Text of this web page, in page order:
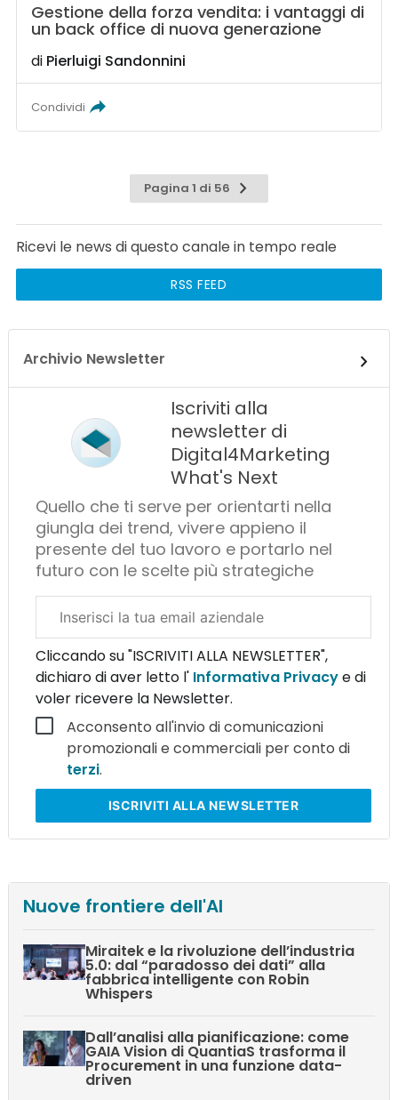
Gestione della forza vendita: i vantaggi di
un back office di nuova generazione
di Pierluigi Sandonnini
Condividi
Pagina 1 di 56
Ricevi le news di questo canale in tempo reale
RSS FEED
Archivio Newsletter
Iscriviti alla
newsletter di
Digital4Marketing
What's Next
Quello che ti serve per orientarti nella
giungla dei trend, vivere appieno il
presente del tuo lavoro e portarlo nel
futuro con le scelte più strategiche
aziendale
Cliccando su "ISCRIVITI ALLA NEWSLETTER",
dichiaro di aver letto l' Informativa Privacye di
voler ricevere la Newsletter.
Acconsento all'invio di comunicazioni
promozionali e commerciali per conto di
terzi.
ISCRIVITI ALLA NEWSLETTER
Nuove frontiere dell'AI
Miraitek e la rivoluzione dell’industria
5.0: dal “paradosso dei dati” alla
fabbrica intelligente con Robin
Whispers
Dall’analisi alla pianificazione: come
GAIA Vision di QuantiaS trasforma il
Procurement in una funzione data-
driven